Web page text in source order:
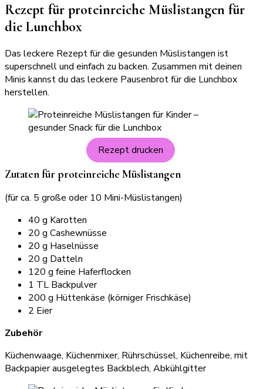
Rezept für proteinreiche Müslistangen für
die Lunchbox
Das leckere Rezept für die gesunden Müslistangen ist
superschnell und einfach zu backen. Zusammen mit deinen
Minis kannst du das leckere Pausenbrot für die Lunchbox
herstellen.
Rezept drucken
Zutaten für proteinreiche Müslistangen
(für ca. 5 große oder 10 Mini-Müslistangen)
40 g Karotten
20 g Cashewnüsse
20 g Haselnüsse
20 g Datteln
120 g feine Haferflocken
1 TL Backpulver
200 g Hüttenkäse (körniger Frischkäse)
2 Eier
Zubehör
Küchenwaage, Küchenmixer, Rührschüssel, Küchenreibe, mit
Backpapier ausgelegtes Backblech, Abkühlgitter